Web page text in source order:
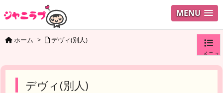
MENU
メニュ
ホーム > デヴィ(別人)
デヴィ(別人)